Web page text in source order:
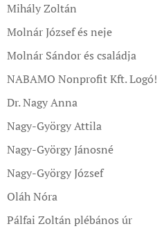
Mihály Zoltán
Molnár József és neje
Molnár Sándor és családja
NABAMO Nonprofit Kft. Logó!
Dr. Nagy Anna
Nagy-György Attila
Nagy-György Jánosné
Nagy-György József
Oláh Nóra
Pálfai Zoltán plébános úr